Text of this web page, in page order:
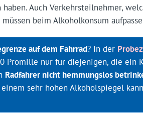
Auch Verkehrsteilnehmer,
müssen beim Alkoholkonsum
auf dem Fahrrad? In der
Promille nur für diejenigen, die ein
Radfahrer nicht hemmungslos
sehr hohen Alkoholspiegel